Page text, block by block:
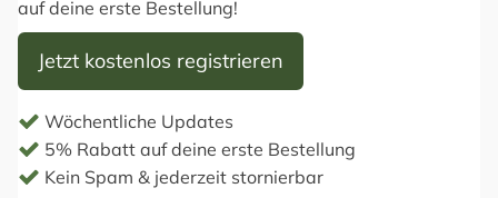
auf deine erste Bestellung!
Jetzt kostenlos registrieren
Wöchentliche Updates
5% Rabatt auf deine erste Bestellung
Kein Spam & jederzeit stornierbar